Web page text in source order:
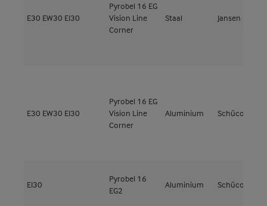
E30 EW30 EI30
Pyrobel 16 EG
Vision Line
Corner
Staal Jansen
E30 EW30 EI30
Pyrobel 16 EG
Vision Line
Corner
Aluminium Schüco
EI30
Pyrobel 16
EG2
Aluminium Schüco